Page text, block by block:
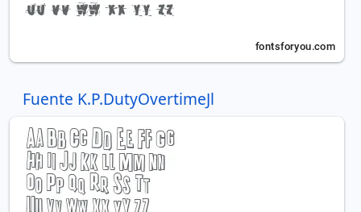
Fuente K.P.DutyOvertimeJl